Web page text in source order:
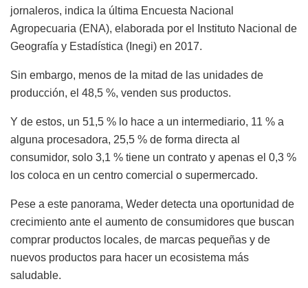
jornaleros, indica la última Encuesta Nacional
Agropecuaria (ENA), elaborada por el Instituto Nacional de
Geografía y Estadística (Inegi) en 2017.
Sin embargo, menos de la mitad de las unidades de
producción, el 48,5 %, venden sus productos.
Y de estos, un 51,5 % lo hace a un intermediario, 11 % a
alguna procesadora, 25,5 % de forma directa al
consumidor, solo 3,1 % tiene un contrato y apenas el 0,3 %
los coloca en un centro comercial o supermercado.
Pese a este panorama, Weder detecta una oportunidad de
crecimiento ante el aumento de consumidores que buscan
comprar productos locales, de marcas pequeñas y de
nuevos productos para hacer un ecosistema más
saludable.